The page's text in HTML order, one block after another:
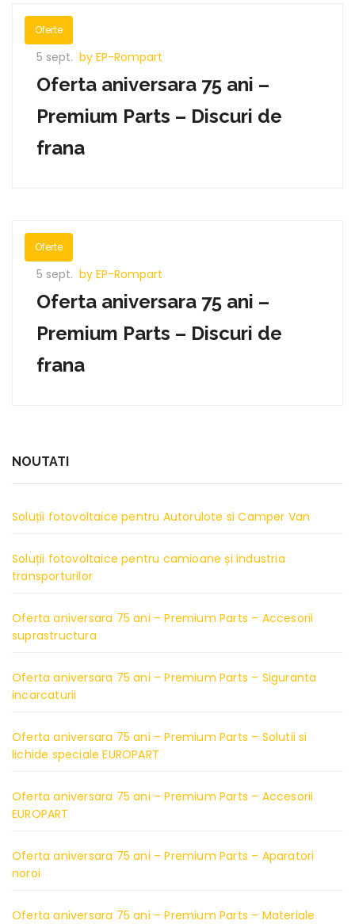
Oferte
5 sept. by EP-Rompart
Oferta aniversara 75 ani –
Premium Parts – Discuri de
frana
Oferte
5 sept. by EP-Rompart
Oferta aniversara 75 ani –
Premium Parts – Discuri de
frana
NOUTATI
Soluții fotovoltaice pentru Autorulote si Camper Van
Soluții fotovoltaice pentru camioane și industria
transporturilor
Oferta aniversara 75 ani – Premium Parts – Accesorii
suprastructura
Oferta aniversara 75 ani – Premium Parts – Siguranta
incarcaturii
Oferta aniversara 75 ani – Premium Parts – Solutii si
lichide speciale EUROPART
Oferta aniversara 75 ani – Premium Parts – Accesorii
EUROPART
Oferta aniversara 75 ani – Premium Parts – Aparatori
noroi
Oferta aniversara 75 ani – Premium Parts – Materiale